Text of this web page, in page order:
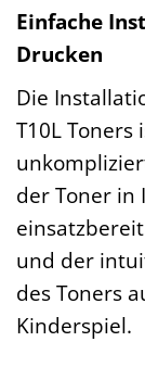
Einfache
Drucken
Die
T10L
der Toner in
und der
des Toners
Kinderspiel.